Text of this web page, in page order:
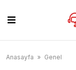
content
Anasayfa » Genel